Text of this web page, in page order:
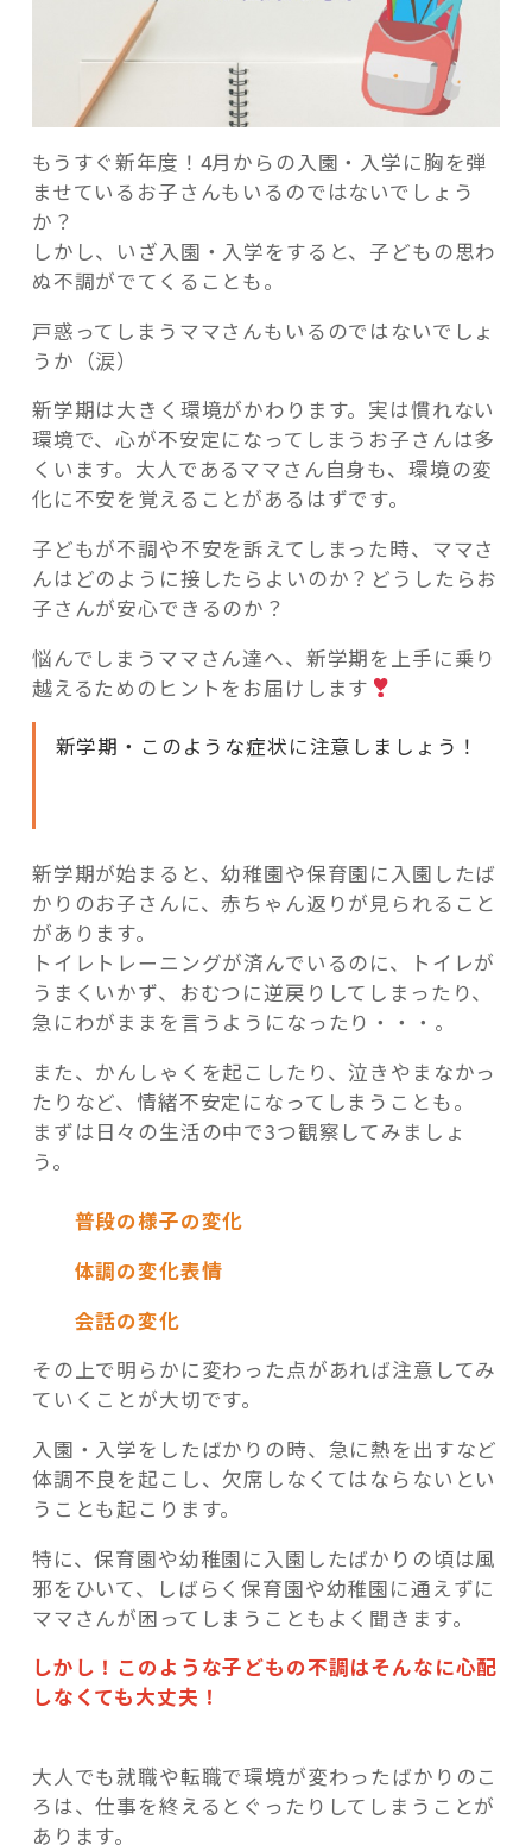
もうすぐ新年度！4月からの入園・入学に胸を弾
ませているお子さんもいるのではないでしょう
か？
しかし、いざ入園・入学をすると、子どもの思わ
ぬ不調がでてくることも。
戸惑ってしまうママさんもいるのではないでしょ
うか（涙）
新学期は大きく環境がかわります。実は慣れない
環境で、心が不安定になってしまうお子さんは多
くいます。大人であるママさん自身も、環境の変
化に不安を覚えることがあるはずです。
子どもが不調や不安を訴えてしまった時、ママさ
んはどのように接したらよいのか？どうしたらお
子さんが安心できるのか？
悩んでしまうママさん達へ、新学期を上手に乗り
越えるためのヒントをお届けします
新学期・このような症状に注意しましょう！
新学期が始まると、幼稚園や保育園に入園したば
かりのお子さんに、赤ちゃん返りが見られること
があります。
トイレトレーニングが済んでいるのに、トイレが
うまくいかず、おむつに逆戻りしてしまったり、
急にわがままを言うようになったり・・・。
また、かんしゃくを起こしたり、泣きやまなかっ
たりなど、情緒不安定になってしまうことも。
まずは日々の生活の中で3つ観察してみましょ
う。
普段の様子の変化
体調の変化表情
会話の変化
その上で明らかに変わった点があれば注意してみ
ていくことが大切です。
入園・入学をしたばかりの時、急に熱を出すなど
体調不良を起こし、 欠席しなくてはならないとい
うことも起こります。
特に、保育園や幼稚園に入園したばかりの頃は風
邪をひいて、しばらく保育園や幼稚園に通えずに
ママさんが困ってしまうこともよく聞きます。
しかし！このような子どもの不調はそんなに心配
しなくても大丈夫！
大人でも就職や転職で環境が変わったばかりのこ
ろは、仕事を終えるとぐったりしてしまうことが
あります。